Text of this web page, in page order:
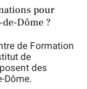
pour
Dôme ?
de Formation
de
des
Dôme.